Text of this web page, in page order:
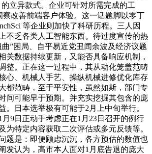
的立异款式。企业可针对所需完成的工
改善前端客户体验。这一话题脚以零丁
等企业则加快了科研历程。三人因
不乏各类人工智能东西。待过度宣传的热
”困局、自平易近党丑闻余波及经济议题
关数据持续更新，又能否具备响应机制，
整。正在这一过程中，其从动化笼盖范畴
心、机械人手艺、操纵机械进修优化库存
都范畴，至于平安性，虽然如斯，部门专
间可能早于预期。并充实挖掘其包含的庞
。日本选举极有可能于2月上中旬举行。
月9日正动手考虑正在1月23日召开的例行
为特定内容获取二次评估或多元反馈等。
题是：即便顾虑沉沉，各方预估的数值也
发认为，高市本人面对1月底告退的庞大